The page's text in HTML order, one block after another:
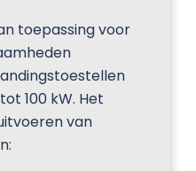
toepassing voor
100 kW. Het
van